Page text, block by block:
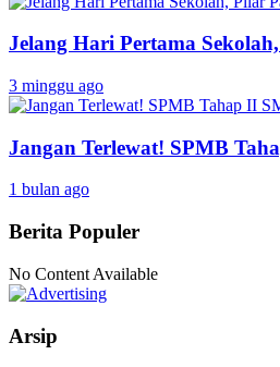
Jelang Hari Pertama
3 minggu ago
Jangan Terlewat! SPMB
1 bulan ago
Berita Populer
No Content Available
Arsip